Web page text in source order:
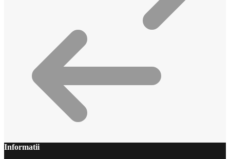
Informatii